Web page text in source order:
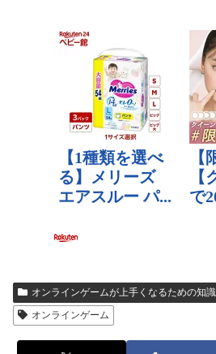
オンラインゲームが上手くなるための知識
オンラインゲーム